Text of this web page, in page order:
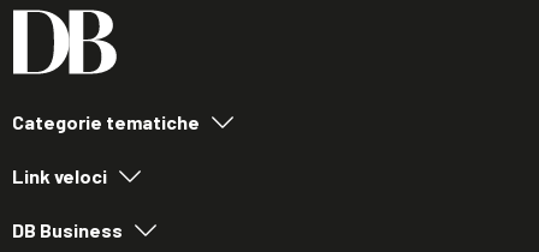
Categorie tematiche
Link veloci
DB Business